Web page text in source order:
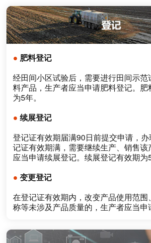
● 肥料登记
经田间小区试验后，需要进行田间示
料产品，生产者应当申请肥料登记。肥
为5年。
● 续展登记
登记证有效期届满90日前提交申请，
记证有效期满，需要继续生产、销售
应当申请续展登记。续展登记有效期为5
● 变更登记
在登记证有效期内，改变产品使用范围
称等未涉及产品质量的，生产者应当申